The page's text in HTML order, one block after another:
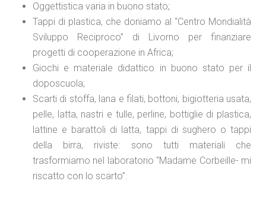
Oggettistica varia in buono stato;
Tappi di plastica, che doniamo al “Centro Mondialità
Sviluppo Reciproco” di Livorno per finanziare
progetti di cooperazione in Africa;
Giochi e materiale didattico in buono stato per il
doposcuola;
Scarti di stoffa, lana e filati, bottoni, bigiotteria usata,
pelle, latta, nastri e tulle, perline, bottiglie di plastica,
lattine e barattoli di latta, tappi di sughero o tappi
della birra, riviste: sono tutti materiali che
trasformiamo nel laboratorio “Madame Corbeille- mi
riscatto con lo scarto”.